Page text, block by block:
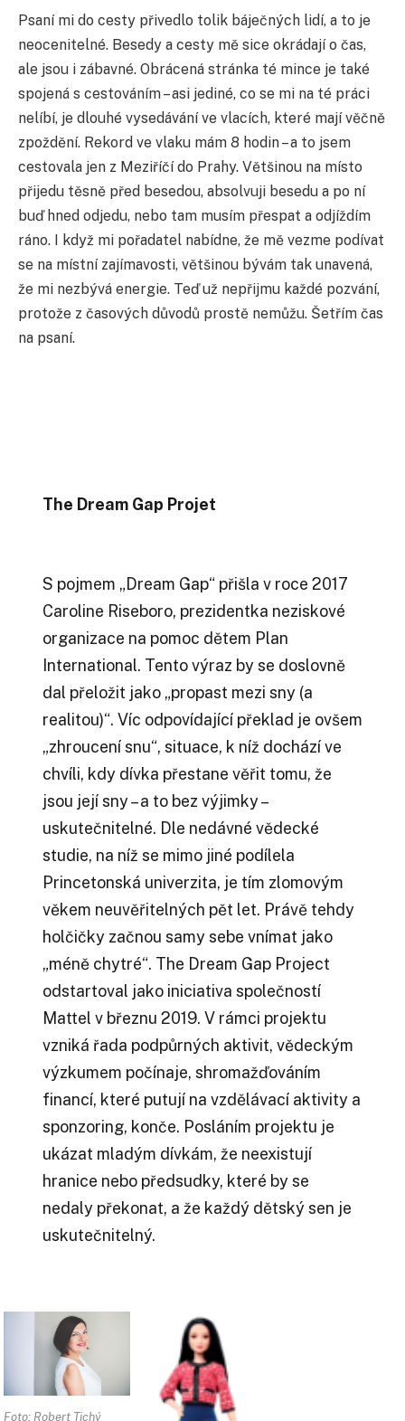
Psaní mi do cesty přivedlo tolik báječných lidí, a to je
neocenitelné. Besedy a cesty mě sice okrádají o čas,
ale jsou i zábavné. Obrácená stránka té mince je také
spojená s cestováním – asi jediné, co se mi na té práci
nelíbí, je dlouhé vysedávání ve vlacích, které mají věčně
zpoždění. Rekord ve vlaku mám 8 hodin – a to jsem
cestovala jen z Meziříčí do Prahy. Většinou na místo
přijedu těsně před besedou, absolvuji besedu a po ní
buď hned odjedu, nebo tam musím přespat a odjíždím
ráno. I když mi pořadatel nabídne, že mě vezme podívat
se na místní zajímavosti, většinou bývám tak unavená,
že mi nezbývá energie. Teď už nepřijmu každé pozvání,
protože z časových důvodů prostě nemůžu. Šetřím čas
na psaní.
The Dream Gap Projet
S pojmem „Dream Gap“ přišla v roce 2017
Caroline Riseboro, prezidentka neziskové
organizace na pomoc dětem Plan
International. Tento výraz by se doslovně
dal přeložit jako „propast mezi sny (a
realitou)“. Víc odpovídající překlad je ovšem
„zhroucení snu“, situace, k níž dochází ve
chvíli, kdy dívka přestane věřit tomu, že
jsou její sny – a to bez výjimky –
uskutečnitelné. Dle nedávné vědecké
studie, na níž se mimo jiné podílela
Princetonská univerzita, je tím zlomovým
věkem neuvěřitelných pět let. Právě tehdy
holčičky začnou samy sebe vnímat jako
„méně chytré“. The Dream Gap Project
odstartoval jako iniciativa společností
Mattel v březnu 2019. V rámci projektu
vzniká řada podpůrných aktivit, vědeckým
výzkumem počínaje, shromažďováním
financí, které putují na vzdělávací aktivity a
sponzoring, konče. Posláním projektu je
ukázat mladým dívkám, že neexistují
hranice nebo předsudky, které by se
nedaly překonat, a že každý dětský sen je
uskutečnitelný.
Foto: Robert Tichý